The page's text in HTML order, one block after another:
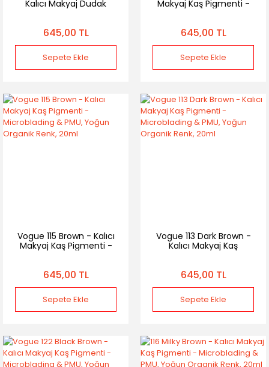
Kalıcı Makyaj Dudak
Yoğun Pigment 20ml
645,00 TL
Sepete Ekle
Makyaj Kaş Pigmenti -
20ml
645,00 TL
Sepete Ekle
Vogue 115 Brown - Kalıcı
Makyaj Kaş Pigmenti -
20ml
645,00 TL
Sepete Ekle
Vogue 113 Dark Brown -
Kalıcı Makyaj Kaş
Renk, 20ml
645,00 TL
Sepete Ekle